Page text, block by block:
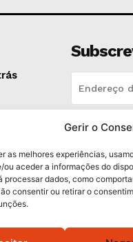
Gerir o
as melhores experiências,
ou aceder a informações do
processar dados, como
consentir ou retirar o
Li e